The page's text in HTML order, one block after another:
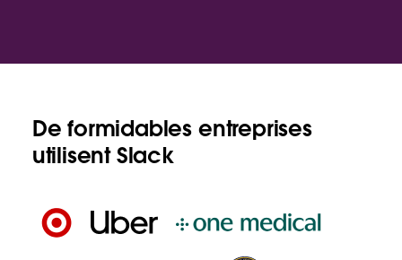
De formidables entreprises
utilisent Slack